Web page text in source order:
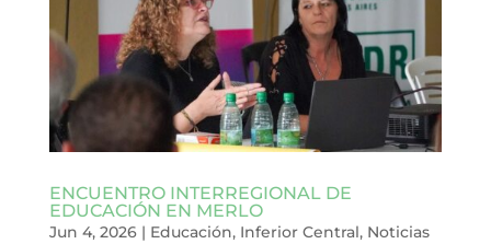
ENCUENTRO INTERREGIONAL DE
EDUCACIÓN EN MERLO
Jun 4, 2026| Educación, Inferior Central, Noticias